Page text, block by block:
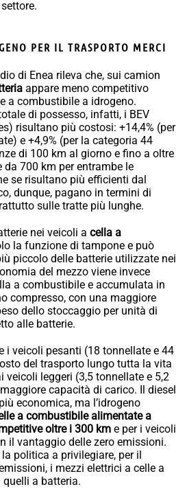
PER IL TRASPORTO MERCI
di Enea rileva che, sui camion
appare meno competitivo
a combustibile a idrogeno.
di possesso, infatti, i BEV
risultano più costosi: +14,4% (per
e +4,9% (per la categoria 44
di 100 km al giorno e fino a oltre
da 700 km per entrambe le
se risultano più efficienti dal
dunque, pagano in termini di
sulle tratte più lunghe.
nei veicoli a cella a
la funzione di tampone e può
piccolo delle batterie utilizzate nei
del mezzo viene invece
a combustibile e accumulata in
compresso, con una maggiore
dello stoccaggio per unità di
alle batterie.
i veicoli pesanti (18 tonnellate e 44
del trasporto lungo tutta la vita
veicoli leggeri (3,5 tonnellate e 5,2
capacità di carico. Il diesel
economica, ma l’idrogeno
a combustibile alimentate a
oltre i 300 km e per i veicoli
il vantaggio delle zero emissioni.
politica a privilegiare, per il
i mezzi elettrici a celle a
a batteria.